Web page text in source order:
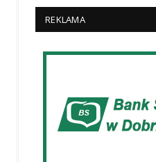
REKLAMA